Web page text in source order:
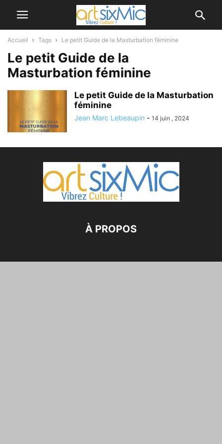
Accueil Tags Le petit Guide de la Masturbation féminine
Le petit Guide de la
Masturbation féminine
Le petit Guide de la Masturbation
féminine
Jean Marc Lebeaupin - 14 juin , 2024
À PROPOS